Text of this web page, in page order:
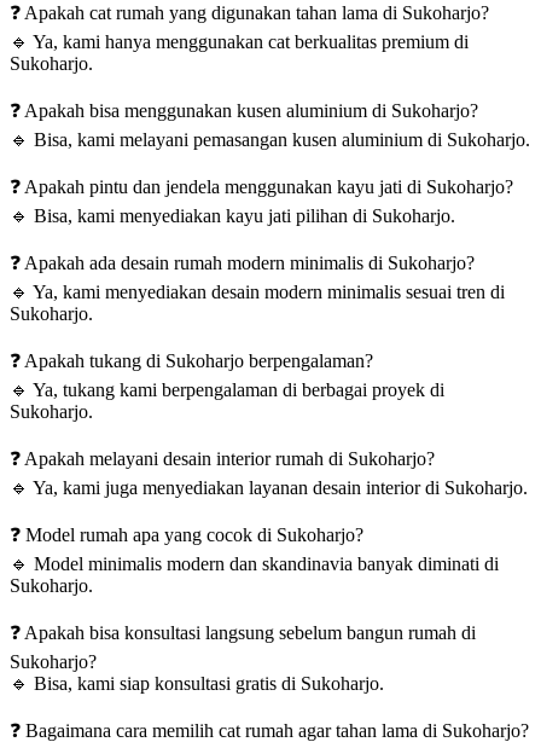
❓ Apakah cat rumah yang digunakan tahan lama di Sukoharjo?
🔹 Ya, kami hanya menggunakan cat berkualitas premium di
Sukoharjo.
❓ Apakah bisa menggunakan kusen aluminium di Sukoharjo?
🔹 Bisa, kami melayani pemasangan kusen aluminium di Sukoharjo.
❓ Apakah pintu dan jendela menggunakan kayu jati di Sukoharjo?
🔹 Bisa, kami menyediakan kayu jati pilihan di Sukoharjo.
❓ Apakah ada desain rumah modern minimalis di Sukoharjo?
🔹 Ya, kami menyediakan desain modern minimalis sesuai tren di
Sukoharjo.
❓ Apakah tukang di Sukoharjo berpengalaman?
🔹 Ya, tukang kami berpengalaman di berbagai proyek di
Sukoharjo.
❓ Apakah melayani desain interior rumah di Sukoharjo?
🔹 Ya, kami juga menyediakan layanan desain interior di Sukoharjo.
❓ Model rumah apa yang cocok di Sukoharjo?
🔹 Model minimalis modern dan skandinavia banyak diminati di
Sukoharjo.
❓ Apakah bisa konsultasi langsung sebelum bangun rumah di
Sukoharjo?
🔹 Bisa, kami siap konsultasi gratis di Sukoharjo.
❓ Bagaimana cara memilih cat rumah agar tahan lama di Sukoharjo?